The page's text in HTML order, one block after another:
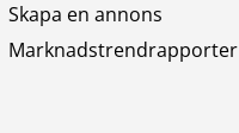
Skapa en annons
Marknadstrendrapporter